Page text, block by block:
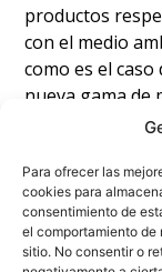
Para ofrecer las
cookies para
consentimiento de
el comportamiento
sitio. No consentir o
productos
con el medio
como es el caso
nueva gama de
biodegradables,
compostables:
sin petróleo y
materias primas
renovables